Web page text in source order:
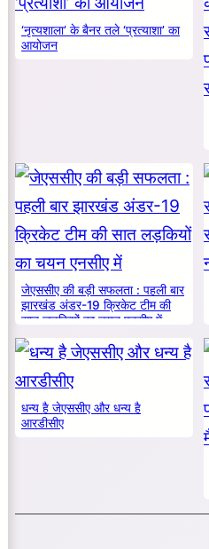
‘नृत्यशाला’ के बैनर तले ‘प्रत्याशा’ का
आयोजन
जेएससीए की बड़ी सफलता : पहली बार
झारखंड अंडर-19 क्रिकेट टीम की
सात लड़कियों का चयन एनसीए में
धन्य है जेएससीए और धन्य है
आरडीसीए